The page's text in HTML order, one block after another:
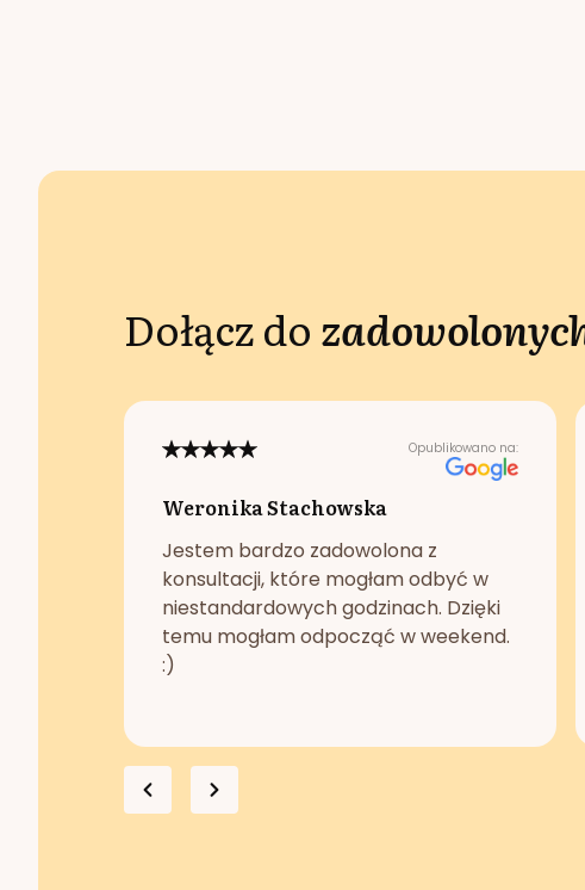
Dołącz do
Opublikowano na:
Weronika Stachowska
Jestem bardzo zadowolona z
konsultacji, które mogłam odbyć w
niestandardowych godzinach. Dzięki
temu mogłam odpocząć w weekend.
:)